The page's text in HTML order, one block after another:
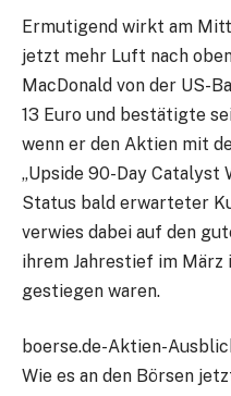
Ermutigend wirkt am
jetzt mehr Luft nach
MacDonald von der US-
13 Euro und bestätigte
wenn er den Aktien mit
„Upside 90-Day Catalyst
Status bald erwarteter
verwies dabei auf den
ihrem Jahrestief im
gestiegen waren.
boerse.de-Aktien-
Wie es an den Börsen